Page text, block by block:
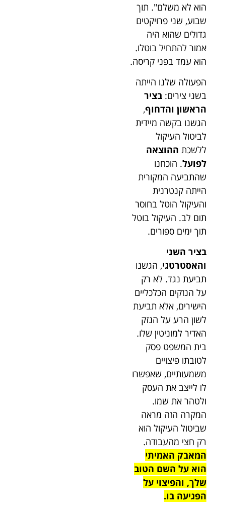
הוא לא משלם". תוך
שבוע, שני פרויקטים
גדולים שהוא היה
אמור להתחיל בוטלו.
הוא עמד בפני קריסה.
הפעולה שלנו הייתה
בשני צירים:בציר
הראשון והדחוף,
הגשנו בקשה מיידית
לביטול העיקול
ללשכת ההוצאה
לפועל. הוכחנו
שהתביעה המקורית
הייתה קנטרנית
והעיקול הוטל בחוסר
תום לב. העיקול בוטל
תוך ימים ספורים.
בציר השני
והאסטרטגי, הגשנו
תביעת נגד. לא רק
על הנזקים הכלכליים
הישירים, אלא תביעת
לשון הרע על הנזק
האדיר למוניטין שלו.
בית המשפט פסק
לטובתו פיצויים
משמעותיים, שאפשרו
לו לייצב את העסק
ולטהר את שמו.
המקרה הזה מראה
שביטול העיקול הוא
רק חצי מהעבודה.
המאבק האמיתי
הוא על השם הטוב
שלך, והפיצוי על
הפגיעה בו.